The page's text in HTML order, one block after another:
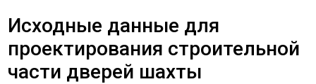
Исходные данные для
проектирования строительной
части дверей шахты